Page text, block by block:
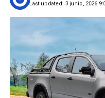
Last updated: 3 junio, 2026